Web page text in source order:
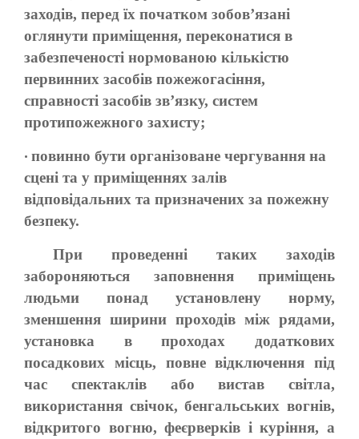
заходів, перед їх початком зобов’язані
оглянути приміщення, переконатися в
забезпеченості нормованою кількістю
первинних засобів пожежогасіння,
справності засобів зв’язку, систем
протипожежного захисту;
• повинно бути організоване чергування на
сцені та у приміщеннях залів
відповідальних та призначених за пожежну
безпеку.
При проведенні таких заходів
забороняються заповнення приміщень
людьми понад установлену норму,
зменшення ширини проходів між рядами,
установка в проходах додаткових
посадкових місць, повне відключення під
час спектаклів або вистав світла,
використання свічок, бенгальських вогнів,
відкритого вогню, феєрверків і куріння, а